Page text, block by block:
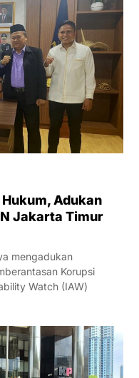
Adukan
Jakarta Timur
mengadukan
Korupsi
Watch (IAW)